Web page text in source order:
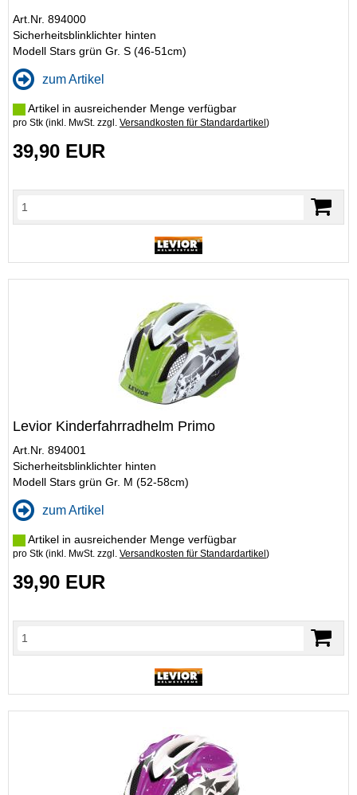
Art.Nr. 894000
Sicherheitsblinklichter hinten
Modell Stars grün Gr. S (46-51cm)
zum Artikel
Artikel in ausreichender Menge verfügbar
pro Stk (inkl. MwSt. zzgl. Versandkosten für Standardartikel )
39,90 EUR
Levior Kinderfahrradhelm Primo
Art.Nr. 894001
Sicherheitsblinklichter hinten
Modell Stars grün Gr. M (52-58cm)
zum Artikel
Artikel in ausreichender Menge verfügbar
pro Stk (inkl. MwSt. zzgl. Versandkosten für Standardartikel )
39,90 EUR